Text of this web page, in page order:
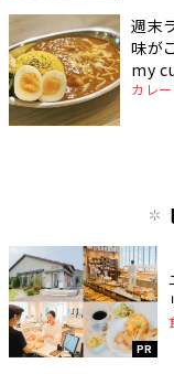
週末
味が
my
カレー
PR